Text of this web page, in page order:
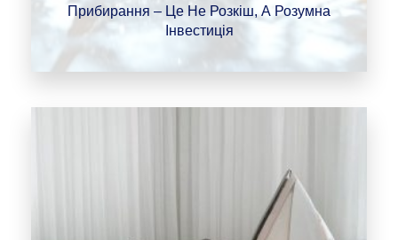
Прибирання – Це Не Розкіш, А Розумна
Інвестиція